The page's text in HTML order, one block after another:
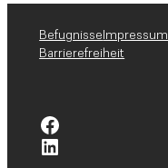
BefugnisseImpressum
Barrierefreiheit
Facebook-Profil pulswerk GmbH
Linkedin-Profil pulswerk GmbH